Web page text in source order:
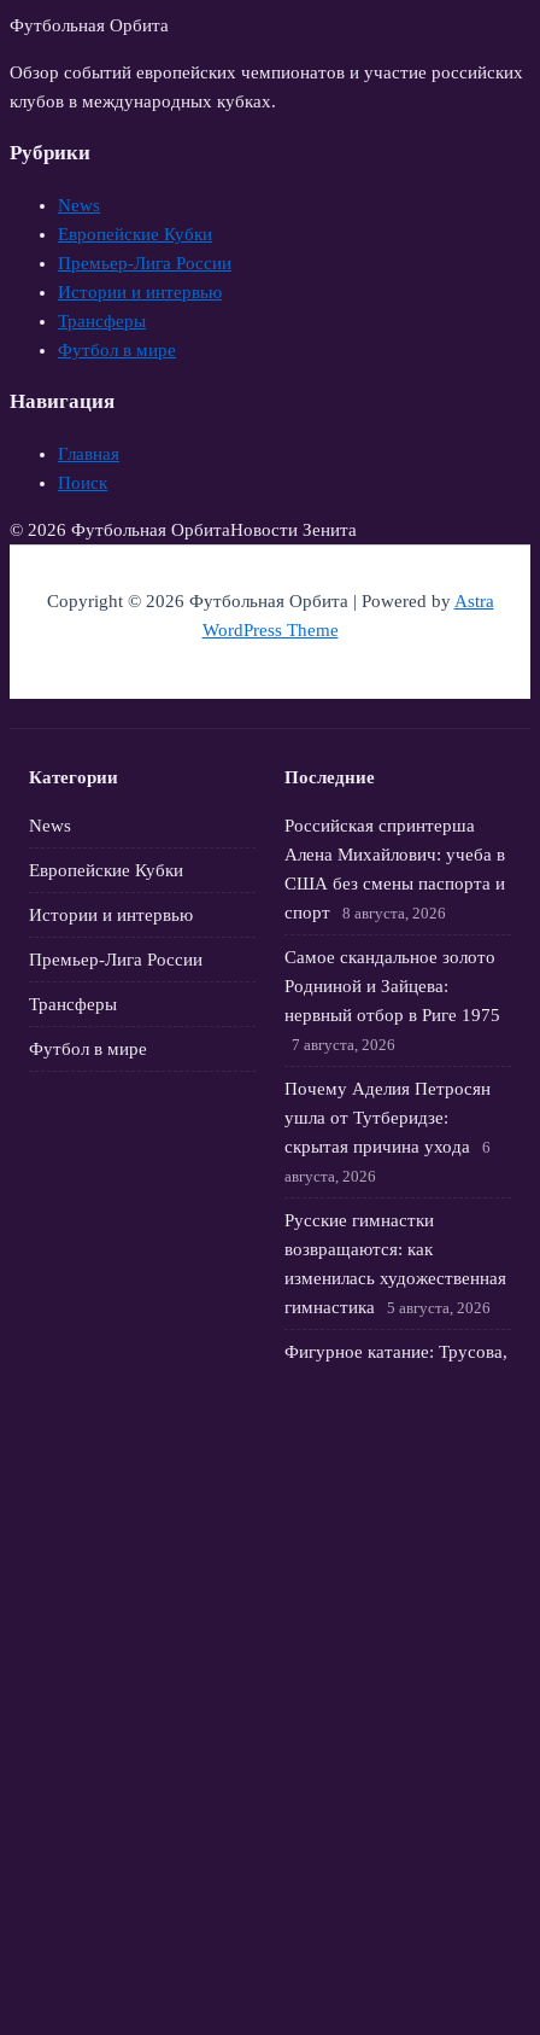
Футбольная Орбита
Обзор событий европейских чемпионатов и участие российских
клубов в международных кубках.
Рубрики
News
Европейские Кубки
Премьер-Лига России
Истории и интервью
Трансферы
Футбол в мире
Навигация
Главная
Поиск
© 2026 Футбольная ОрбитаНовости Зенита
Copyright © 2026 Футбольная Орбита | Powered byAstra
WordPress Theme
Категории
News
Европейские Кубки
Истории и интервью
Премьер-Лига России
Трансферы
Футбол в мире
Последние
Российская спринтерша
Алена Михайлович: учеба в
США без смены паспорта и
спорт
8 августа, 2026
Самое скандальное золото
Родниной и Зайцева:
нервный отбор в Риге 1975
7 августа, 2026
Почему Аделия Петросян
ушла от Тутберидзе:
скрытая причина ухода
6
августа, 2026
Русские гимнастки
возвращаются: как
изменилась художественная
гимнастика
5 августа, 2026
Фигурное катание: Трусова,